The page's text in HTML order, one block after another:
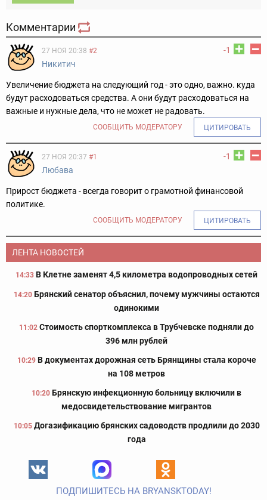
Комментарии
-1
27 НОЯ 20:38 #2
Никитич
Увеличение бюджета на следующий год - это одно, важно. куда
будут расходоваться средства. А они будут расходоваться на
важные и нужные дела, что не может не радовать.
СООБЩИТЬ МОДЕРАТОРУ ЦИТИРОВАТЬ
-1
27 НОЯ 20:37 #1
Любава
Прирост бюджета - всегда говорит о грамотной финансовой
политике.
СООБЩИТЬ МОДЕРАТОРУ ЦИТИРОВАТЬ
ЛЕНТА НОВОСТЕЙ
14:33 В Клетне заменят 4,5 километра водопроводных сетей
14:20 Брянский сенатор объяснил, почему мужчины остаются
одинокими
11:02 Стоимость спорткомплекса в Трубчевске подняли до
396 млн рублей
10:29 В документах дорожная сеть Брянщины стала короче
на 108 метров
10:20 Брянскую инфекционную больницу включили в
медосвидетельствование мигрантов
10:05 Догазификацию брянских садоводств продлили до 2030
года
ПОДПИШИТЕСЬ НА BRYANSKTODAY!